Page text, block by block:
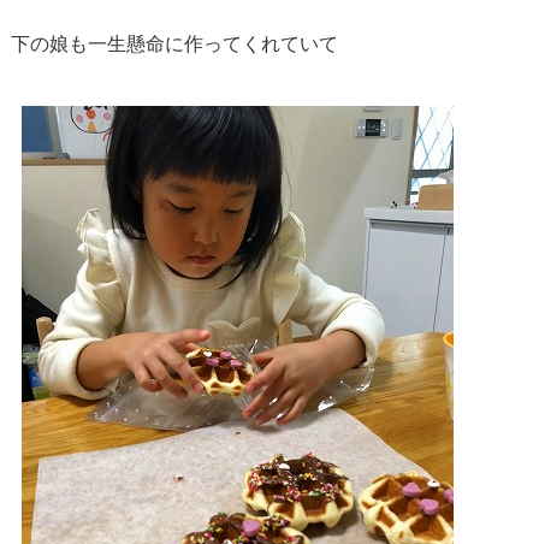
下の娘も一生懸命に作ってくれていて